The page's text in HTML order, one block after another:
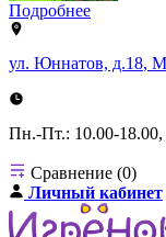
Подробнее
ул. Юннатов, д.18,
Пн.-Пт.: 10.00-18.00,
Сравнение (0)
Личный кабинет